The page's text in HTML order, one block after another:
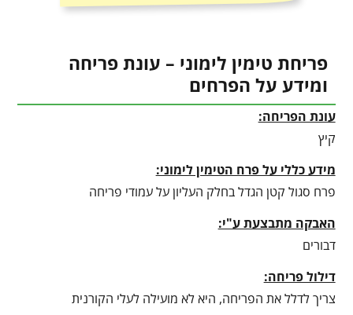
פריחת טימין לימוני – עונת פריחה
ומידע על הפרחים
עונת הפריחה:
קיץ
מידע כללי על פרח הטימין לימוני:
פרח סגול קטן הגדל בחלק העליון על עמודי פריחה
האבקה מתבצעת ע"י:
דבורים
דילול פריחה:
צריך לדלל את הפריחה, היא לא מועילה לעלי הקורנית